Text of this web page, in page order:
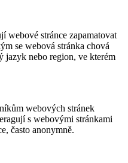
webové stránce zapamatovat
se webová stránka chová
jazyk nebo region, ve kterém
webových stránek
s webovými stránkami
často anonymně.